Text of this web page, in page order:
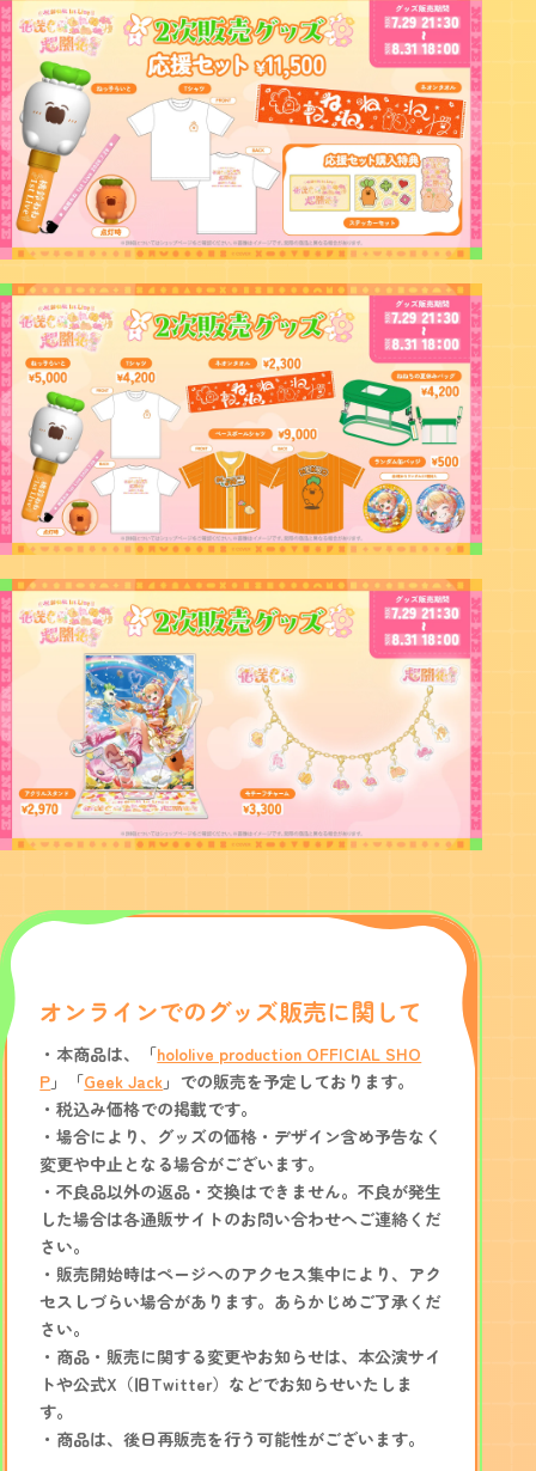
オンラインでのグッズ販売に関して
・本商品は、「hololive production OFFICIAL SHO
P 」「Geek Jack 」での販売を予定しております。
・税込み価格での掲載です。
・場合により、グッズの価格・デザイン含め予告なく
変更や中止となる場合がございます。
・不良品以外の返品・交換はできません。不良が発生
した場合は各通販サイトのお問い合わせへご連絡くだ
さい。
・販売開始時はページへのアクセス集中により、アク
セスしづらい場合があります。あらかじめご了承くだ
さい。
・商品・販売に関する変更やお知らせは、本公演サイ
トや公式X（旧Twitter）などでお知らせいたしま
す。
・商品は、後日再販売を行う可能性がございます。